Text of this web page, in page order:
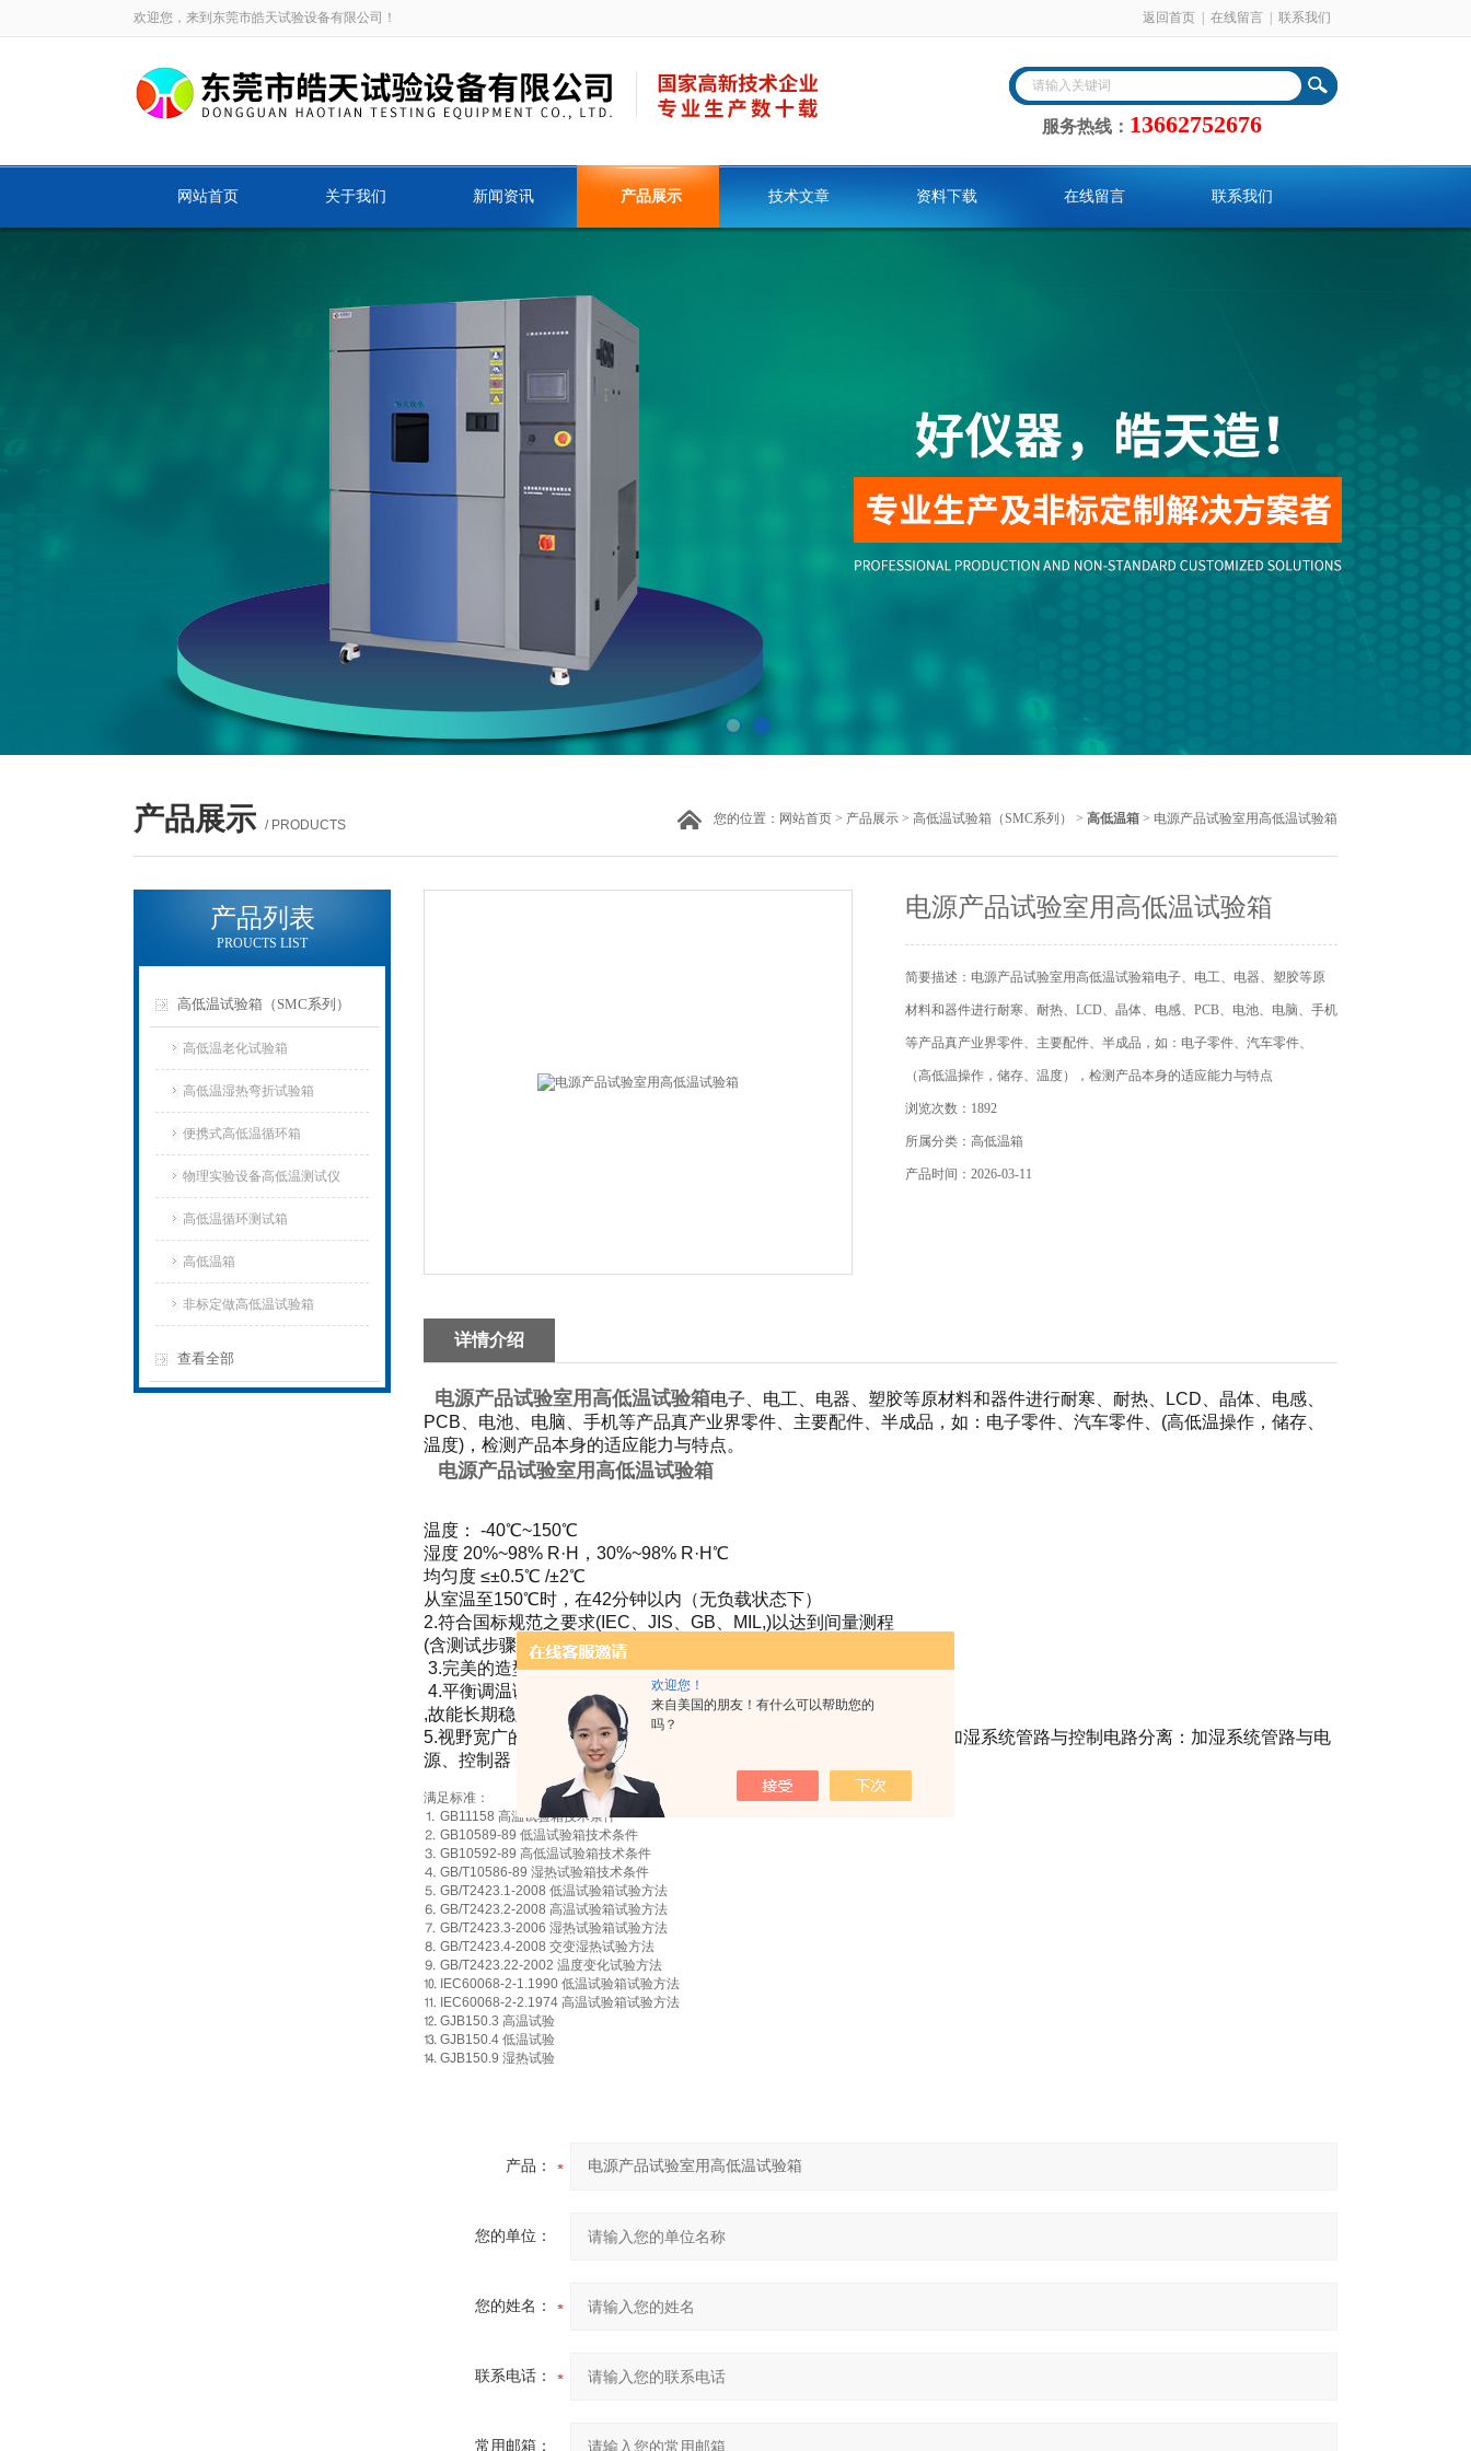
欢迎您！
来自美国的朋友！有什么可以帮助您的
吗？
欢迎您，来到东莞市皓天试验设备有限公司！ 返回首页 在线留言 联系我们
服务热线： 13662752676
网站首页 关于我们 新闻资讯 产品展示 技术文章 资料下载 在线留言 联系我们
产品展示 / PRODUCTS 您的位置： 网站首页 > 产品展示 > 高低温试验箱（SMC系列） > 高低温箱 > 电源产品试验室用高低温试验箱
产品列表
PROUCTS LIST
高低温试验箱（SMC系列）
高低温老化试验箱
高低温湿热弯折试验箱
便携式高低温循环箱
物理实验设备高低温测试仪
高低温循环测试箱
高低温箱
非标定做高低温试验箱
查看全部
电源产品试验室用高低温试验箱
简要描述：电源产品试验室用高低温试验箱电子、电工、电器、塑胶等原
材料和器件进行耐寒、耐热、LCD、晶体、电感、PCB、电池、电脑、手机
等产品真产业界零件、主要配件、半成品，如：电子零件、汽车零件、
（高低温操作，储存、温度），检测产品本身的适应能力与特点
浏览次数：1892
所属分类：高低温箱
产品时间：2026-03-11
详情介绍
电源产品试验室用高低温试验箱电子、电工、电器、塑胶等原材料和器件进行耐寒、耐热、LCD、晶体、电感、
PCB、电池、电脑、手机等产品真产业界零件、主要配件、半成品，如：电子零件、汽车零件、(高低温操作，储存、
温度)，检测产品本身的适应能力与特点。
电源产品试验室用高低温试验箱
温度： -40℃~150℃
湿度 20%~98% R·H，30%~98% R·H℃
均匀度 ≤±0.5℃ /±2℃
从室温至150℃时，在42分钟以内（无负载状态下）
2.符合国标规范之要求(IEC、JIS、GB、MIL,)以达到间量测程
(含测试步骤、条件、方法)避免认知不同，并缩小量测不确定的
3.完美的造型设计：圆弧造型及雾面线条处理，高质感
4.平衡调温调湿控制系统(BTHC),以P.I.D.方式控制SSR,使系统之加
,故能长期稳定使用.温湿度控制升降温速
5.视野宽广的观测窗：长方形观测窗，采用萤光灯保持箱内明亮，且加湿系统管路与控制电路分离：加湿系统管路与电
源、控制器
满足标准：
⒈ GB11158 高温试验箱技术条件
⒉ GB10589-89 低温试验箱技术条件
⒊ GB10592-89 高低温试验箱技术条件
⒋ GB/T10586-89 湿热试验箱技术条件
⒌ GB/T2423.1-2008 低温试验箱试验方法
⒍ GB/T2423.2-2008 高温试验箱试验方法
⒎ GB/T2423.3-2006 湿热试验箱试验方法
⒏ GB/T2423.4-2008 交变湿热试验方法
⒐ GB/T2423.22-2002 温度变化试验方法
⒑ IEC60068-2-1.1990 低温试验箱试验方法
⒒ IEC60068-2-2.1974 高温试验箱试验方法
⒓ GJB150.3 高温试验
⒔ GJB150.4 低温试验
⒕ GJB150.9 湿热试验
产品：
您的单位：
您的姓名：
联系电话：
常用邮箱：